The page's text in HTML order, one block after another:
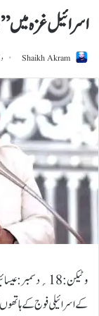
اسرائیل غزہ
Shaikh Akram
کے اسرائیلی فوج کے